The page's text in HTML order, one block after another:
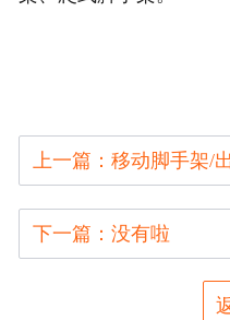
上一篇：移动脚手架/
下一篇：没有啦